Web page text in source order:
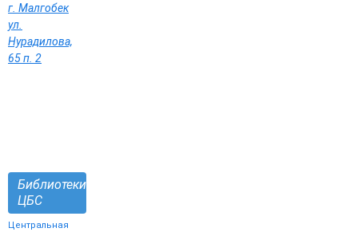
г. Малгобек
ул.
Нурадилова,
65 п. 2
Библиотеки
ЦБС
Центральная